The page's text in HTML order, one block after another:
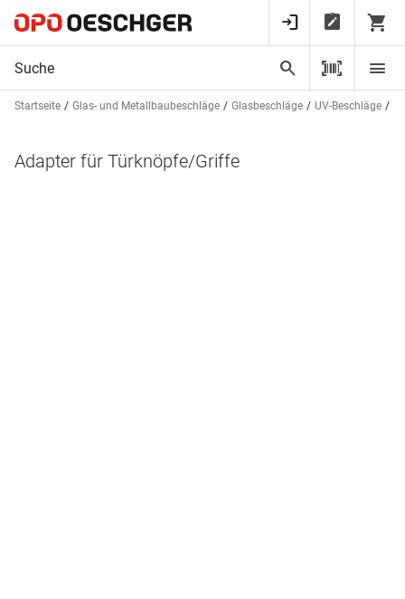
Startseite Glas- und Metallbaubeschläge Glasbeschläge UV-Beschläge
Adapter für Türknöpfe/Griffe